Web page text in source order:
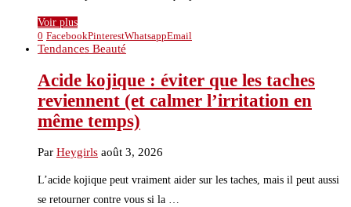
Voir plus
0 FacebookPinterestWhatsappEmail
Tendances Beauté
Acide kojique : éviter que les taches
reviennent (et calmer l’irritation en
même temps)
Par Heygirls août 3, 2026
L’acide kojique peut vraiment aider sur les taches, mais il peut aussi
se retourner contre vous si la …